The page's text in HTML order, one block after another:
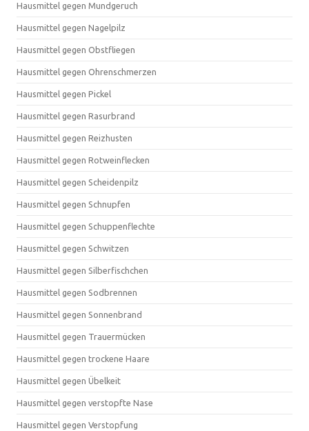
Hausmittel gegen Mundgeruch
Hausmittel gegen Nagelpilz
Hausmittel gegen Obstfliegen
Hausmittel gegen Ohrenschmerzen
Hausmittel gegen Pickel
Hausmittel gegen Rasurbrand
Hausmittel gegen Reizhusten
Hausmittel gegen Rotweinflecken
Hausmittel gegen Scheidenpilz
Hausmittel gegen Schnupfen
Hausmittel gegen Schuppenflechte
Hausmittel gegen Schwitzen
Hausmittel gegen Silberfischchen
Hausmittel gegen Sodbrennen
Hausmittel gegen Sonnenbrand
Hausmittel gegen Trauermücken
Hausmittel gegen trockene Haare
Hausmittel gegen Übelkeit
Hausmittel gegen verstopfte Nase
Hausmittel gegen Verstopfung